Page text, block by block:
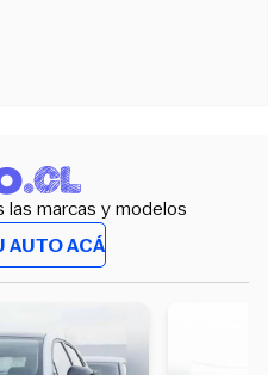
marcas y modelos
AUTO ACÁ